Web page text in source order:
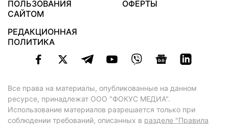
ПОЛЬЗОВАНИЯ
САЙТОМ
ОФЕРТЫ
РЕДАКЦИОННАЯ
ПОЛИТИКА
Все права на материалы, опубликованные на данном
ресурсе, принадлежат ООО "ФОКУС МЕДИА".
Использование материалов разрешается только при
соблюдении требований, описанных в разделе "Правила